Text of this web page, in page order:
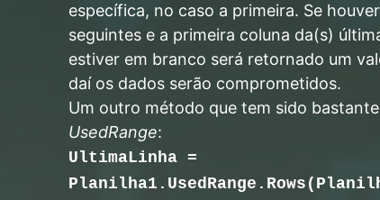
específica, no caso a primeira. Se
seguintes e a primeira coluna da(s)
estiver em branco será retornado um
daí os dados serão comprometidos.
Um outro método que tem sido
UsedRange:
UltimaLinha =